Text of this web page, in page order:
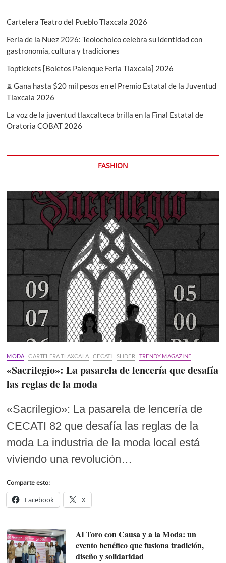
Cartelera Teatro del Pueblo Tlaxcala 2026
Feria de la Nuez 2026: Teolocholco celebra su identidad con
gastronomía, cultura y tradiciones
Toptickets [Boletos Palenque Feria Tlaxcala] 2026
⏳ Gana hasta $20 mil pesos en el Premio Estatal de la Juventud
Tlaxcala 2026
La voz de la juventud tlaxcalteca brilla en la Final Estatal de
Oratoria COBAT 2026
FASHION
MODA CARTELERA TLAXCALA CECATI SLIDER TRENDY MAGAZINE
«Sacrilegio»: La pasarela de lencería que desafía
las reglas de la moda
«Sacrilegio»: La pasarela de lencería de
CECATI 82 que desafía las reglas de la
moda La industria de la moda local está
viviendo una revolución…
Comparte esto:
Facebook X
Al Toro con Causa y a la Moda: un
evento benéfico que fusiona tradición,
diseño y solidaridad